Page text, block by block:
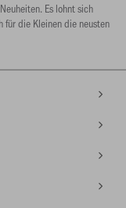
Es lohnt sich
für die Kleinen die neusten